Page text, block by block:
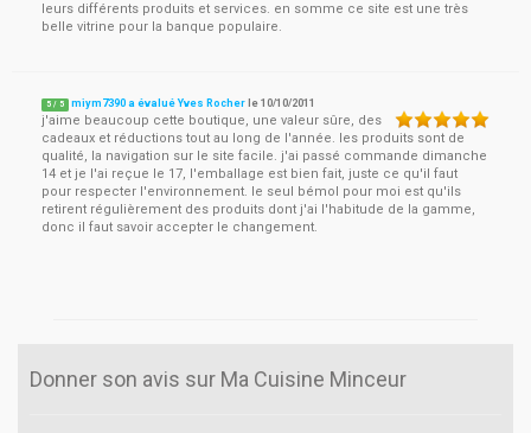
leurs différents produits et services. en somme ce site est une très
belle vitrine pour la banque populaire.
5 / 5 miym7390 a évalué Yves Rocher le10/10/2011
j'aime beaucoup cette boutique, une valeur sûre, des
cadeaux et réductions tout au long de l'année. les produits sont de
qualité, la navigation sur le site facile. j'ai passé commande dimanche
14 et je l'ai reçue le 17, l'emballage est bien fait, juste ce qu'il faut
pour respecter l'environnement. le seul bémol pour moi est qu'ils
retirent régulièrement des produits dont j'ai l'habitude de la gamme,
donc il faut savoir accepter le changement.
Donner son avis sur Ma Cuisine Minceur